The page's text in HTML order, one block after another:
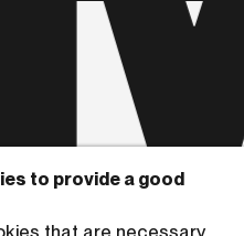
to provide a good
that are necessary